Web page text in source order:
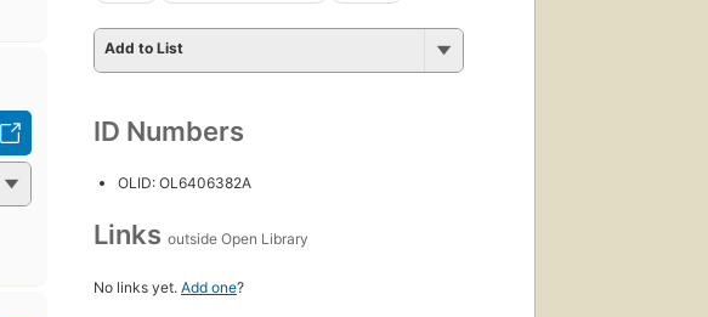
Add to List
ID Numbers
OLID: OL6406382A
Links outside Open Library
No links yet. Add one?